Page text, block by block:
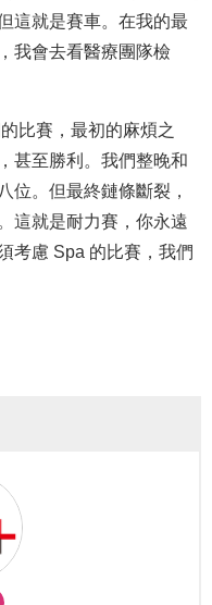
這就是賽車。在我的最
我會去看醫療團隊檢
比賽，最初的麻煩之
甚至勝利。我們整晚和
位。但最終鏈條斷裂，
這就是耐力賽，你永遠
考慮 Spa 的比賽，我們